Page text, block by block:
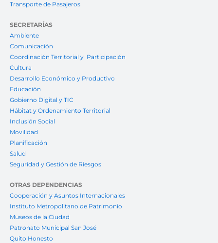
Transporte de Pasajeros
SECRETARÍAS
Ambiente
Comunicación
Coordinación Territorial y Participación
Cultura
Desarrollo Económico y Productivo
Educación
Gobierno Digital y TIC
Hábitat y Ordenamiento Territorial
Inclusión Social
Movilidad
Planificación
Salud
Seguridad y Gestión de Riesgos
OTRAS DEPENDENCIAS
Cooperación y Asuntos Internacionales
Instituto Metropolitano de Patrimonio
Museos de la Ciudad
Patronato Municipal San José
Quito Honesto